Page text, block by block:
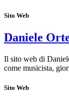
Sito Web
Daniele
Il sito web di
come musicista,
Sito Web